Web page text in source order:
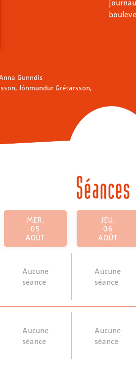
Gunndís
Jónmundur Grétarsson,
Séances
MER.
05
AOÛT
Aucune
séance
Aucune
séance
JEU.
06
AOÛT
Aucune
séance
Aucune
séance